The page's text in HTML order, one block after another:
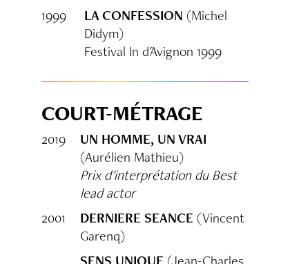
1999
LA CONFESSION (Michel
Didym)
Festival In d'Avignon 1999
COURT-MÉTRAGE
2019
UN HOMME, UN VRAI
(Aurélien Mathieu)
Prix d'interprétation du Best
lead actor
2001
DERNIERE SEANCE (Vincent
Garenq)
SENS UNIQUE (Jean-Charles